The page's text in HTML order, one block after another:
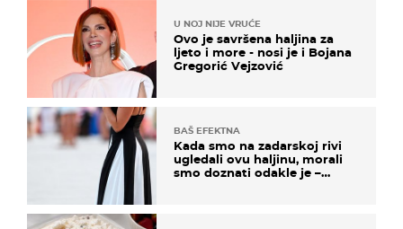
U NOJ NIJE VRUĆE
Ovo je savršena haljina za
ljeto i more - nosi je i Bojana
Gregorić Vejzović
BAŠ EFEKTNA
Kada smo na zadarskoj rivi
ugledali ovu haljinu, morali
smo doznati odakle je –